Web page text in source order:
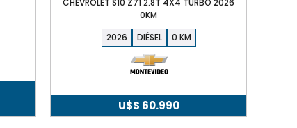
CHEVROLET S10 Z71 2.8T 4X4 TURBO 2026
0KM
2026
DIÉSEL 0
U$S 60.990